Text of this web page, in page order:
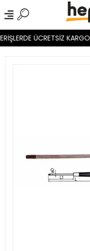
ÜCRETSİZ KARGO!